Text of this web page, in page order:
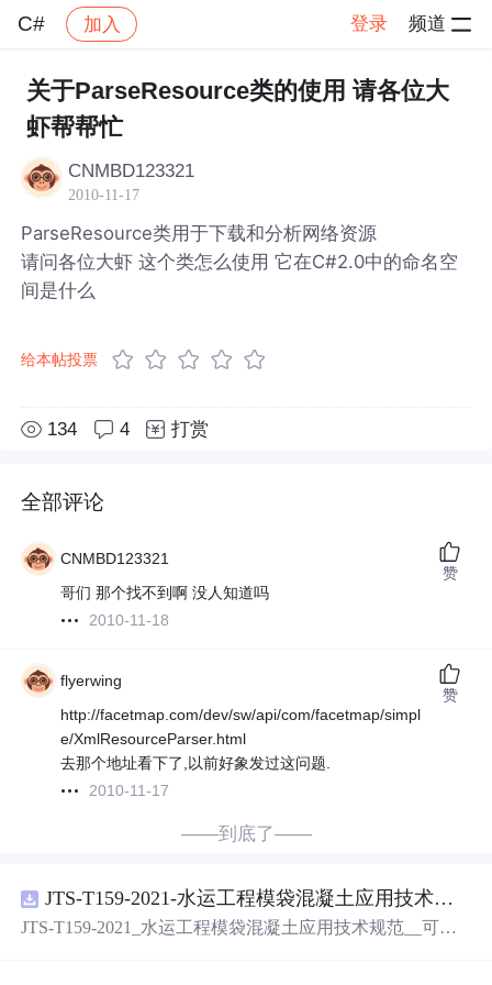
C# 加入 登录 频道
社区
关于ParseResource类的使用 请各位大
虾帮帮忙
CNMBD123321
2010-11-17
ParseResource类用于下载和分析网络资源
请问各位大虾 这个类怎么使用 它在C#2.0中的命名空
间是什么
给本帖投票
134 4 打赏
全部评论
CNMBD123321
哥们 那个找不到啊 没人知道吗
2010-11-18
赞
flyerwing
http://facetmap.com/dev/sw/api/com/facetmap/simpl
e/XmlResourceParser.html
去那个地址看下了,以前好象发过这问题.
2010-11-17
赞
——到底了——
JTS-T159-2021-水运工程模袋混凝土应用技术规范-可搜索.pdf
JTS-T159-2021_水运工程模袋混凝土应用技术规范__可搜